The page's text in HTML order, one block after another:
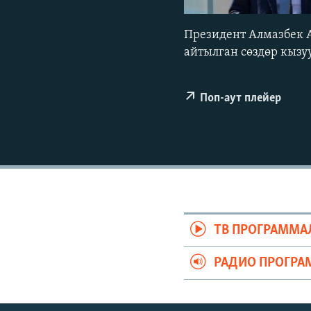
Президент Алмазбек
айтылган сөздөр
Поп-аут плейер
ТВ
РАДИО